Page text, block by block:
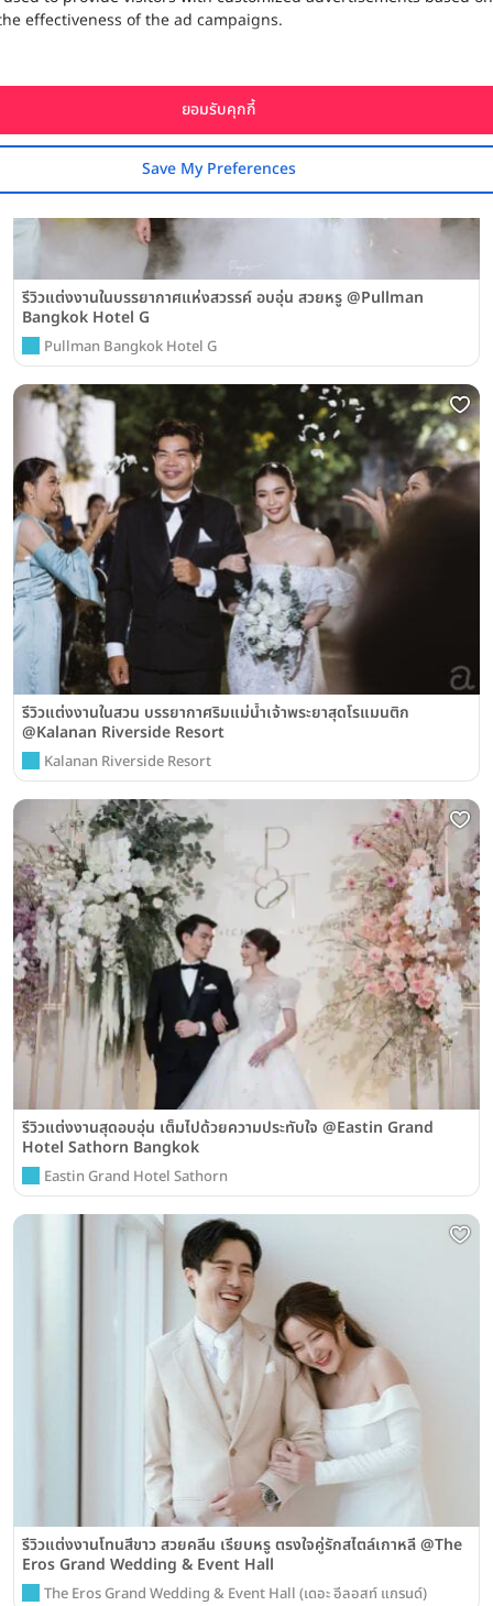
effectiveness of the ad campaigns.
Save My Preferences
ยอมรับคุกกี้
รีวิวแต่งงานในบรรยากาศแห่งสวรรค์ อบอุ่น สวยหรู @Pullman
Bangkok Hotel G
Pullman Bangkok Hotel G
รีวิวแต่งงานในสวน บรรยากาศริมแม่น้ำเจ้าพระยาสุดโรแมนติก
@Kalanan Riverside Resort
Kalanan Riverside Resort
รีวิวแต่งงานสุดอบอุ่น เต็มไปด้วยความประทับใจ @Eastin Grand
Hotel Sathorn Bangkok
Eastin Grand Hotel Sathorn
รีวิวแต่งงานโทนสีขาว สวยคลีน เรียบหรู ตรงใจคู่รักสไตล์เกาหลี @The
Eros Grand Wedding & Event Hall
The Eros Grand Wedding & Event Hall (เดอะ อีลอสท์ แกรนด์)